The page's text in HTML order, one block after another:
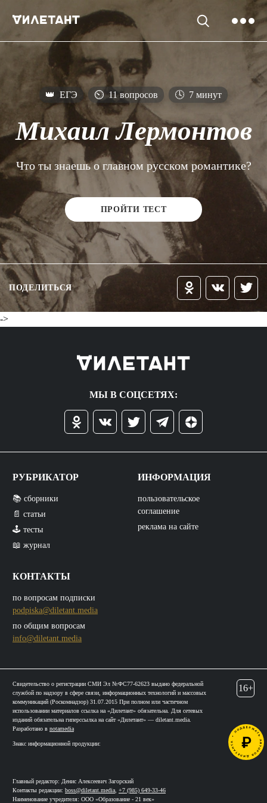
👑 ЕГЭ ⏲ 11 вопросов 🕓 7 минут
Михаил Лермонтов
Что ты знаешь о главном русском романтике?
ПРОЙТИ ТЕСТ
ПОДЕЛИТЬСЯ
->
МЫ В СОЦСЕТЯХ:
РУБРИКАТОР
📚 сборники
📄 статьи
🕹️ тесты
📖 журнал
КОНТАКТЫ
по вопросам подписки
podpiska@diletant.media
по общим вопросам
info@diletant.media
ИНФОРМАЦИЯ
пользовательское
соглашение
реклама на сайте
Свидетельство о регистрации СМИ Эл №ФС77-62623 выдано федеральной
службой по надзору в сфере связи, информационных технологий и массовых
коммуникаций (Роскомнадзор) 31.07.2015 При полном или частичном
использовании материалов ссылка на «Дилетант» обязательна. Для сетевых
изданий обязательна гиперссылка на сайт «Дилетант» — diletant.media.
Разработано в notamedia
Знакс информационной продукции:
Главный редактор: Денис Алексеевич Загорский
Контакты редакции: boss@diletant.media +7 (985) 649-33-46
Наименование учредителя: ООО «Образование - 21 век»
16+